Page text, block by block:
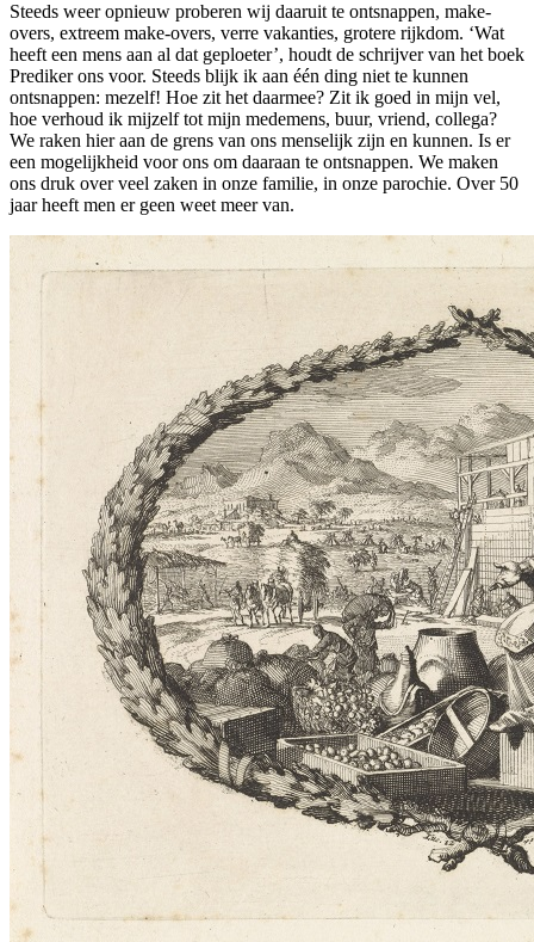
Steeds weer opnieuw proberen wij daaruit te ontsnappen, make-
overs, extreem make-overs, verre vakanties, grotere rijkdom. ‘Wat
heeft een mens aan al dat geploeter’, houdt de schrijver van het boek
Prediker ons voor. Steeds blijk ik aan één ding niet te kunnen
ontsnappen: mezelf! Hoe zit het daarmee? Zit ik goed in mijn vel,
hoe verhoud ik mijzelf tot mijn medemens, buur, vriend, collega?
We raken hier aan de grens van ons menselijk zijn en kunnen. Is er
een mogelijkheid voor ons om daaraan te ontsnappen. We maken
ons druk over veel zaken in onze familie, in onze parochie. Over 50
jaar heeft men er geen weet meer van.